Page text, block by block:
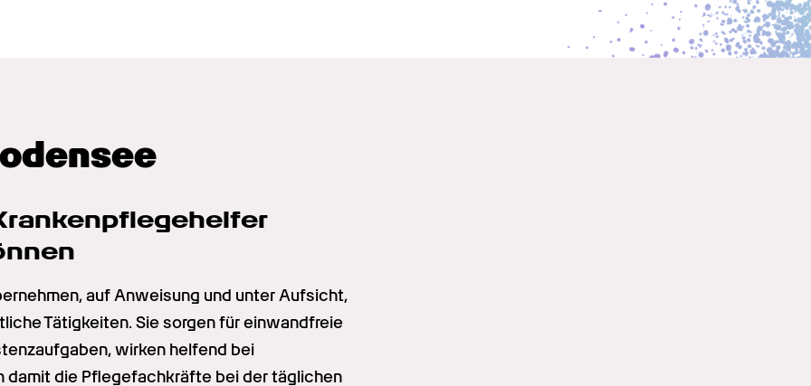
auf Anweisung und unter Aufsicht,
Tätigkeiten. Sie sorgen für einwandfreie
wirken helfend bei
damit die Pflegefachkräfte bei der täglichen